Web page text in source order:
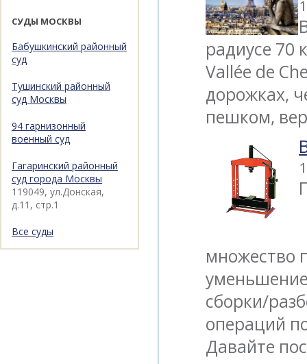
радиусе 70
Vallée de
дорожках,
пешком,
множество
сборки/
операций
Давайте
СУДЫ МОСКВЫ
Бабушкинский районный
суд
Тушинский районный
суд Москвы
94 гарнизонный
военный суд
Гагаринский районный
суд города Москвы
119049, ул.Донская,
д.11, стр.1
Все суды